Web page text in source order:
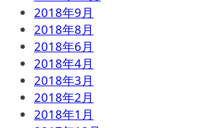
2018年9月
2018年8月
2018年6月
2018年4月
2018年3月
2018年2月
2018年1月